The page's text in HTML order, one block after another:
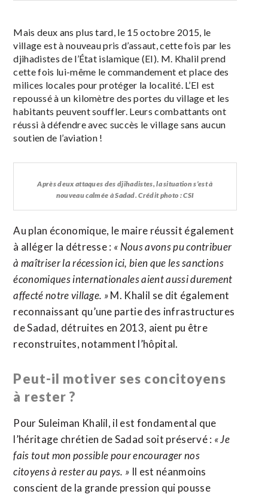
Mais deux ans plus tard, le 15 octobre 2015, le
village est à nouveau pris d’assaut, cette fois par les
djihadistes de l’État islamique (EI). M. Khalil prend
cette fois lui-même le commandement et place des
milices locales pour protéger la localité. L’EI est
repoussé à un kilomètre des portes du village et les
habitants peuvent souffler. Leurs combattants ont
réussi à défendre avec succès le village sans aucun
soutien de l’aviation !
Après deux attaques des djihadistes, la situation s’est à
nouveau calmée à Sadad. Crédit photo : CSI
Au plan économique, le maire réussit également
à alléger la détresse : « Nous avons pu contribuer
à maîtriser la récession ici, bien que les sanctions
économiques internationales aient aussi durement
affecté notre village. »M. Khalil se dit également
reconnaissant qu’une partie des infrastructures
de Sadad, détruites en 2013, aient pu être
reconstruites, notamment l’hôpital.
Peut-il motiver ses concitoyens
à rester ?
Pour Suleiman Khalil, il est fondamental que
l’héritage chrétien de Sadad soit préservé : « Je
fais tout mon possible pour encourager nos
citoyens à rester au pays. » Il est néanmoins
conscient de la grande pression qui pousse